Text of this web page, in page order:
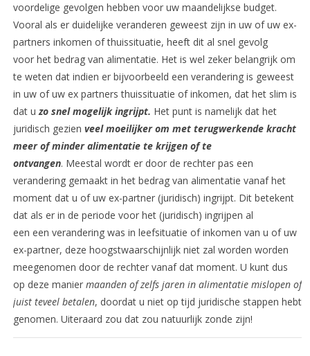
voordelige gevolgen hebben voor uw maandelijkse budget.
Vooral als er duidelijke veranderen geweest zijn in uw of uw ex-
partners inkomen of thuissituatie, heeft dit al snel gevolg
voor het bedrag van alimentatie. Het is wel zeker belangrijk om
te weten dat indien er bijvoorbeeld een verandering is geweest
in uw of uw ex partners thuissituatie of inkomen, dat het slim is
dat uzo snel mogelijk ingrijpt. Het punt is namelijk dat het
juridisch gezien veel moeilijker om met terugwerkende kracht
meer of minder alimentatie te krijgen of te
ontvangen. Meestal wordt er door de rechter pas een
verandering gemaakt in het bedrag van alimentatie vanaf het
moment dat u of uw ex-partner (juridisch) ingrijpt. Dit betekent
dat als er in de periode voor het (juridisch) ingrijpen al
een een verandering was in leefsituatie of inkomen van u of uw
ex-partner, deze hoogstwaarschijnlijk niet zal worden worden
meegenomen door de rechter vanaf dat moment. U kunt dus
op deze manier maanden of zelfs jaren in alimentatie mislopen of
juist teveel betalen, doordat u niet op tijd juridische stappen hebt
genomen. Uiteraard zou dat zou natuurlijk zonde zijn!